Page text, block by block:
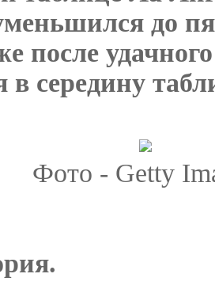
до
после
в середину
Фото - Getty